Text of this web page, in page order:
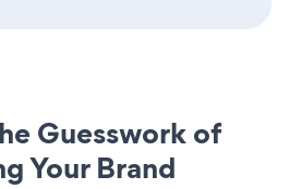
Guesswork of
Your Brand